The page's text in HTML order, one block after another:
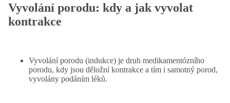
Vyvolání porodu: kdy a jak vyvolat
kontrakce
Vyvolání porodu (indukce) je druh medikamentózního
porodu, kdy jsou děložní kontrakce a tím i samotný porod,
vyvolány podáním léků.